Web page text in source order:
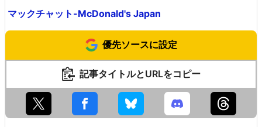
マックチャット-McDonald's Japan
優先ソースに設定
記事タイトルとURLをコピー